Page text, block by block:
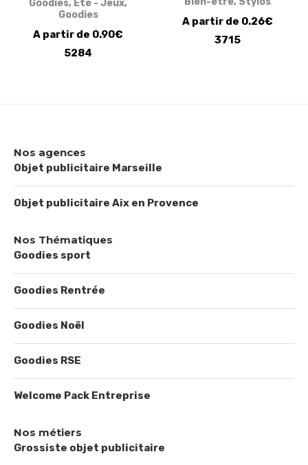
Goodies, Eté - Jeux,
Goodies
A partir de 0.90€
5284
A partir de 0.26€
3715
Nos agences
Objet publicitaire Marseille
Objet publicitaire Aix en Provence
Nos Thématiques
Goodies sport
Goodies Rentrée
Goodies Noël
Goodies RSE
Welcome Pack Entreprise
Nos métiers
Grossiste objet publicitaire